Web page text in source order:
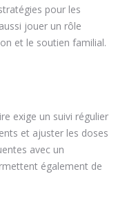
pour les
jouer un rôle
et le soutien familial.
exige un suivi régulier
et ajuster les doses
avec un
également de